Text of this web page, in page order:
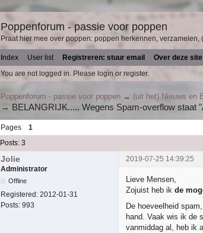
Poppenforum - passie voor poppen
Praat hier mee over poppen: poppen herkennen,
Index User list Registreren: stuur email Over deze site
You are not logged in. Please login or register.
Poppenforum - passie voor poppen → (uit het) Nieuws en
→ BELANGRIJK..... Wegens Spam-overflow staat
Pages 1
Posts: 3
Jolie
2019-07-25 14:39:25
Administrator
Offline
Registered: 2012-01-31
Posts: 993
Lieve Mensen,
Zojuist heb ik de
De hoeveelheid
hand. Vaak wis ik de
vanmiddag al, heb ik